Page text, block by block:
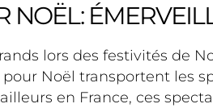
NOËL:
lors des festivités de
Noël transportent les
en France, ces